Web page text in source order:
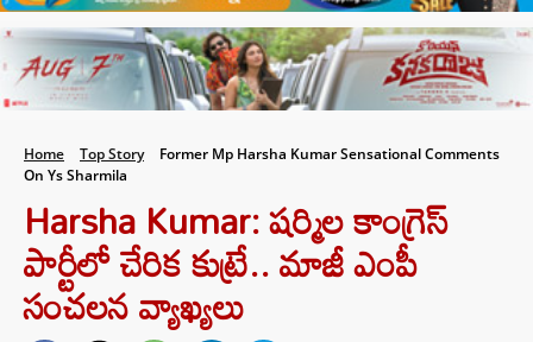
Home Top Story
Former Mp Harsha Kumar Sensational Comments
On Ys Sharmila
Harsha Kumar: షర్మిల కాంగ్రెస్‌
పార్టీలో చేరిక కుట్రే.. మాజీ ఎంపీ
సంచలన వ్యాఖ్యలు